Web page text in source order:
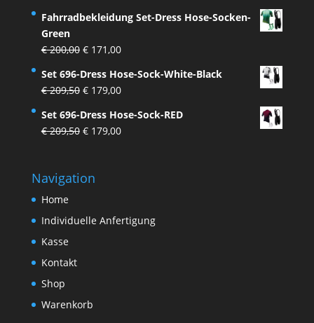
war:
ist:
Fahrradbekleidung Set-Dress Hose-Socken-
Green
€200,00 Ursprünglicher
war:
€ 200,00
€171,00Aktueller
ist:
€ 171,00.
Set 696-Dress Hose-Sock-White-Black
€209,50 Ursprünglicher
war:
€ 209,50
€179,00Aktueller
ist:
€ 179,00.
Set 696-Dress Hose-Sock-RED
€209,50 Ursprünglicher
€ 209,50
€179,00Aktueller
Navigation
Home
Individuelle Anfertigung
Kasse
Kontakt
Shop
Warenkorb